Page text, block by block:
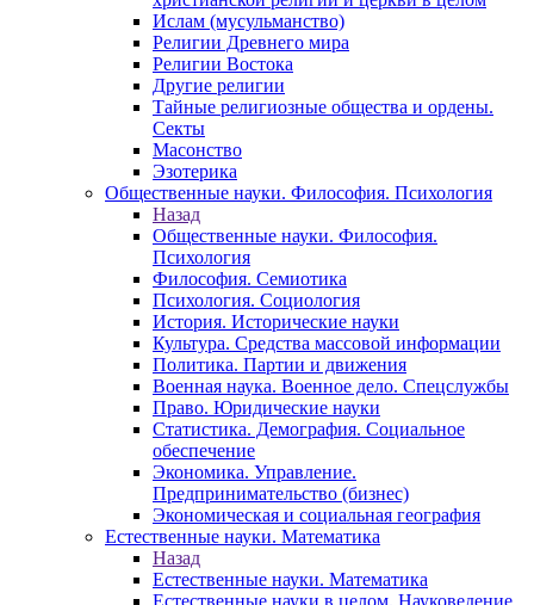
Ислам (мусульманство)
Религии Древнего мира
Религии Востока
Другие религии
Тайные религиозные общества и ордены.
Секты
Масонство
Эзотерика
Общественные науки. Философия. Психология
Назад
Общественные науки. Философия.
Психология
Философия. Семиотика
Психология. Социология
История. Исторические науки
Культура. Средства массовой информации
Политика. Партии и движения
Военная наука. Военное дело. Спецслужбы
Право. Юридические науки
Статистика. Демография. Социальное
обеспечение
Экономика. Управление.
Предпринимательство (бизнес)
Экономическая и социальная география
Естественные науки. Математика
Назад
Естественные науки. Математика
Естественные науки в целом. Науковедение